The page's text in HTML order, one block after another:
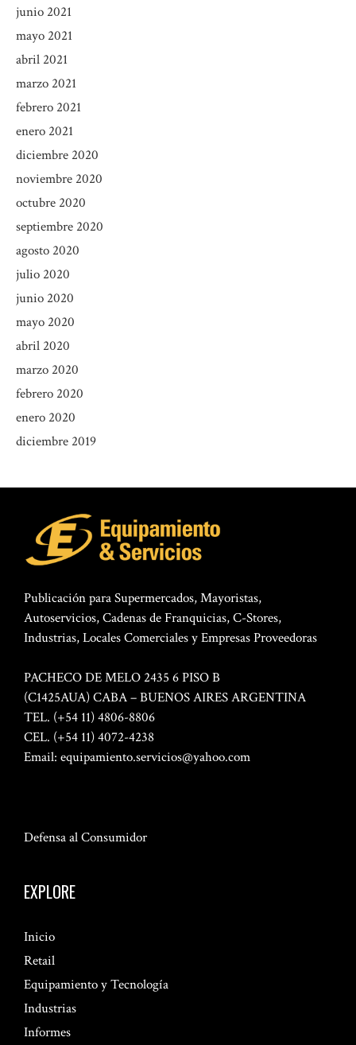
junio 2021
mayo 2021
abril 2021
marzo 2021
febrero 2021
enero 2021
diciembre 2020
noviembre 2020
octubre 2020
septiembre 2020
agosto 2020
julio 2020
junio 2020
mayo 2020
abril 2020
marzo 2020
febrero 2020
enero 2020
diciembre 2019
Publicación para Supermercados, Mayoristas,
Autoservicios, Cadenas de Franquicias, C-Stores,
Industrias, Locales Comerciales y Empresas Proveedoras
PACHECO DE MELO 2435 6 PISO B
(C1425AUA) CABA – BUENOS AIRES ARGENTINA
TEL. (+54 11) 4806-8806
CEL. (+54 11) 4072-4238
Email: equipamiento.servicios@yahoo.com
Defensa al Consumidor
EXPLORE
Inicio
Retail
Equipamiento y Tecnología
Industrias
Informes